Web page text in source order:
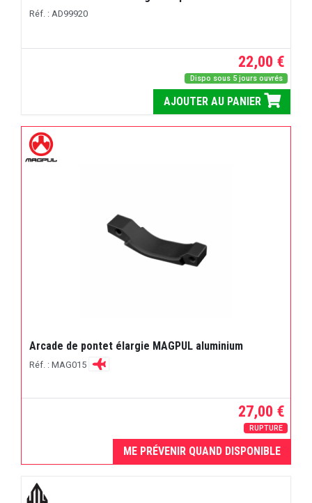
Réf. : AD99920
22,00 €
Dispo sous 5 jours ouvrés
AJOUTER AU PANIER
Arcade de pontet élargie MAGPUL aluminium
Réf. : MAG015
27,00 €
RUPTURE
ME PRÉVENIR QUAND DISPONIBLE